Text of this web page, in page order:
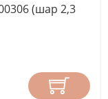
(шар 2,3